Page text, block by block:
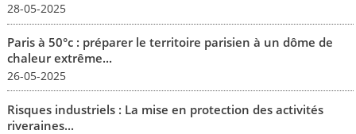
28-05-2025
Paris à 50°c : préparer le territoire parisien à un dôme de
chaleur extrême...
26-05-2025
Risques industriels : La mise en protection des activités
riveraines...